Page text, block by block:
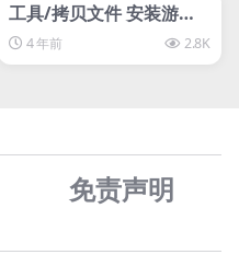
工具/拷贝文件 安装游戏
必备神器DBI使用教程
4 年前 2.8K
免责声明